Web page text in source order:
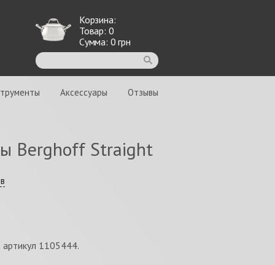
Корзина:
Товар: 0
Сумма: 0 грн
Аксессуары Отзывы
Berghoff Straight
1105444.